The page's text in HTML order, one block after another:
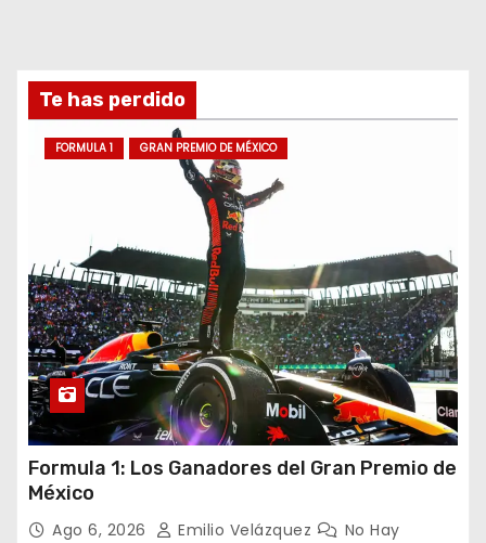
Te has perdido
FORMULA 1 GRAN PREMIO DE MÉXICO
Formula 1: Los Ganadores del Gran Premio de
México
Ago 6, 2026 Emilio Velázquez
No Hay